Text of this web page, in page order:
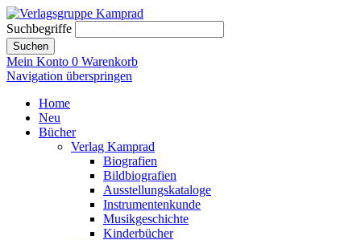
Suchbegriffe
Suchen
Mein Konto 0 Warenkorb
Navigation überspringen
Home
Neu
Bücher
Verlag Kamprad
Biografien
Bildbiografien
Ausstellungskataloge
Instrumentenkunde
Musikgeschichte
Kinderbücher